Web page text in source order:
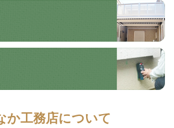
か工務店について